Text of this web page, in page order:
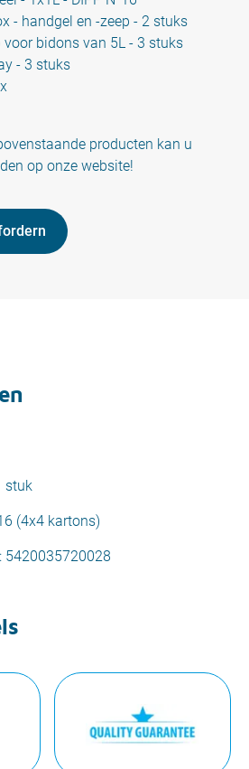
- handgel en -zeep - 2 stuks
bidons van 5L - 3 stuks
- 3 stuks
producten kan u
op onze website!
stuk
(4x4 kartons)
5420035720028